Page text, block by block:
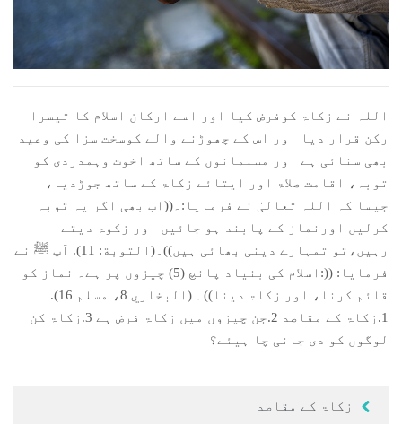
Bahasa Indonesia
فارسی
اردو
o'zbek
اللہ نے زکاۃ کوفرض کیا اور اسے ارکان اسلام کا تیسرا
رکن قرار دیا اور اس کے چھوڑنے والے کوسخت سزا کی وعید
بھی سنائی ہے اور مسلمانوں کے ساتھ اخوت وہمدردی کو
توبہ، اقامت صلاۃ اور ایتائے زکاۃ کے ساتھ جوڑدیا،
جیسا کہ اللہ تعالیٰ نے فرمایا:۔((اب بھی اگر یہ توبہ
کرلیں اورنماز کے پابند ہو جائیں اور زکوٰٰۃ دیتے
رہیں،تو تمہارے دینی بھائی ہیں))۔(التوبة: 11). آپ ﷺ نے
فرمایا: ((:اسلام کی بنیاد پانچ (5) چیزوں پر ہے۔ نماز کو
قائم کرنا، اور زکاۃ دینا))۔ (البخاري 8، مسلم 16).
1.زکاۃ کے مقاصد 2.جن چیزوں میں زکاۃ فرض ہے 3.زکاۃ کن
لوگوں کو دی جانی چا ہیئے؟
زکاۃ کے مقاصد